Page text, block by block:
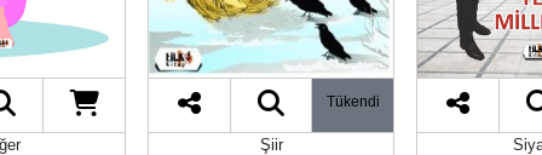
Tükendi
Şiir